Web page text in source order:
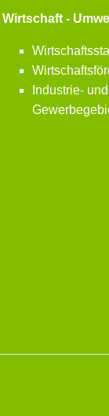
Wirtschaft -
Industrie- und